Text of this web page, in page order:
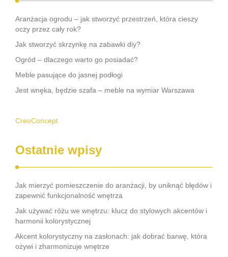
Aranżacja ogrodu – jak stworzyć przestrzeń, która cieszy
oczy przez cały rok?
Jak stworzyć skrzynkę na zabawki diy?
Ogród – dlaczego warto go posiadać?
Meble pasujące do jasnej podłogi
Jest wnęka, będzie szafa – meble na wymiar Warszawa
CreoConcept
Ostatnie wpisy
Jak mierzyć pomieszczenie do aranżacji, by uniknąć błędów i
zapewnić funkcjonalność wnętrza
Jak używać różu we wnętrzu: klucz do stylowych akcentów i
harmonii kolorystycznej
Akcent kolorystyczny na zasłonach: jak dobrać barwę, która
ożywi i zharmonizuje wnętrze